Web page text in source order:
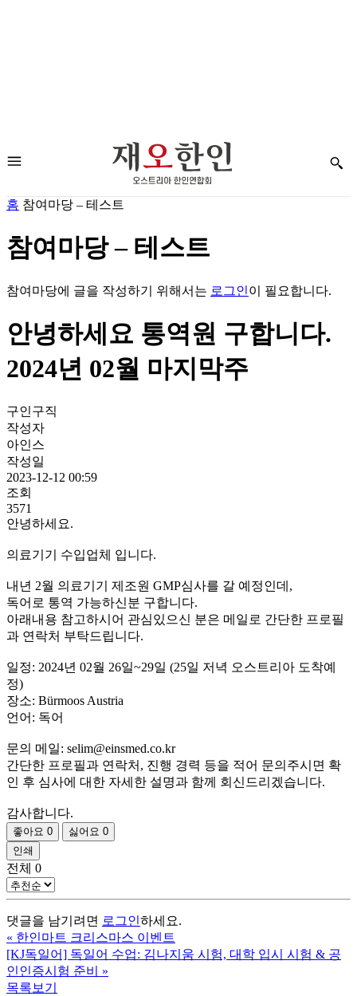
홈 참여마당 – 테스트
참여마당 – 테스트
참여마당에 글을 작성하기 위해서는 로그인이 필요합니다.
안녕하세요 통역원 구합니다.
2024년 02월 마지막주
구인구직
작성자
아인스
작성일
2023-12-12 00:59
조회
3571
안녕하세요.
의료기기 수입업체 입니다.
내년 2월 의료기기 제조원 GMP심사를 갈 예정인데,
독어로 통역 가능하신분 구합니다.
아래내용 참고하시어 관심있으신 분은 메일로 간단한 프로필
과 연락처 부탁드립니다.
일정: 2024년 02월 26일~29일 (25일 저녁 오스트리아 도착예
정)
장소: Bürmoos Austria
언어: 독어
문의 메일: selim@einsmed.co.kr
간단한 프로필과 연락처, 진행 경력 등을 적어 문의주시면 확
인 후 심사에 대한 자세한 설명과 함께 회신드리겠습니다.
감사합니다.
좋아요 0 싫어요 0
인쇄
전체 0
댓글을 남기려면 로그인하세요.
« 한인마트 크리스마스 이벤트
[KJ독일어] 독일어 수업: 김나지움 시험, 대학 입시 시험 & 공
인인증시험 준비
»
목록보기